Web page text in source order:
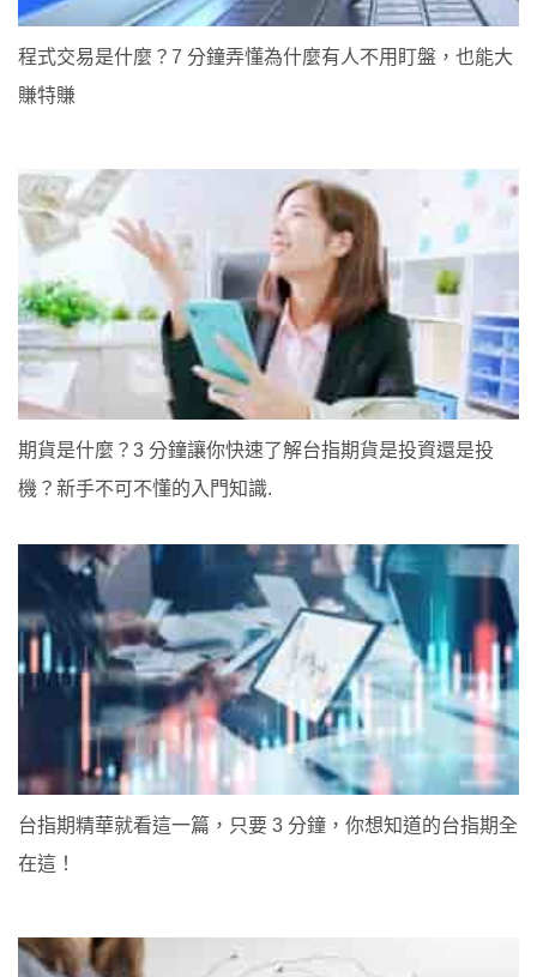
程式交易是什麼？7 分鐘弄懂為什麼有人不用盯盤，也能大
賺特賺
期貨是什麼？3 分鐘讓你快速了解台指期貨是投資還是投
機？新手不可不懂的入門知識.
台指期精華就看這一篇，只要 3 分鐘，你想知道的台指期全
在這！